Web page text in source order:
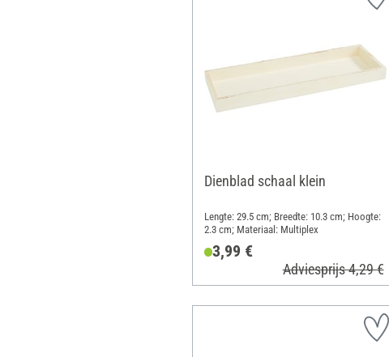
Dienblad schaal klein
Lengte: 29.5 cm; Breedte: 10.3 cm; Hoogte:
2.3 cm; Materiaal: Multiplex
3,99 €
Adviesprijs 4,29 €